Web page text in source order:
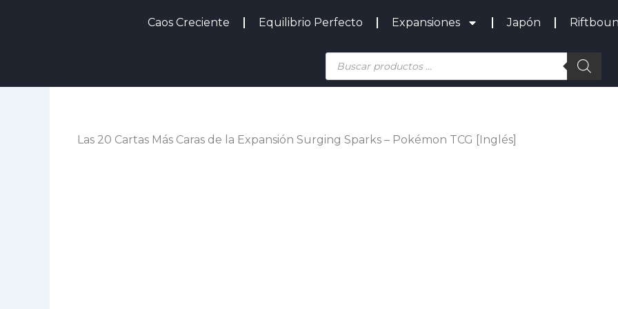
Caos Creciente Equilibrio Perfecto Expansiones Japón
productos
Las 20 Cartas Más Caras de la Expansión Surging Sparks – Pokémon TCG [Inglés]